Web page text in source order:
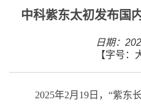
中科紫东太初发布国
日期：
【字号：
2025年2月 19 日，“紫东